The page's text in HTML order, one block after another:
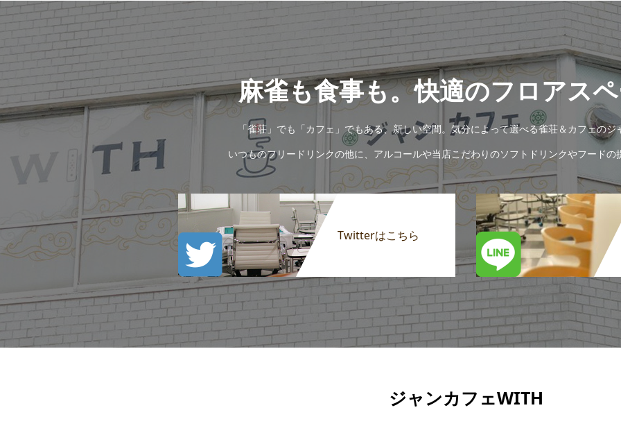
麻雀も食事も。快適のフロアス
「雀荘」でも「カフェ」でもある、新しい空間。気分によって選べる雀荘＆カフェのジ
いつものフリードリンクの他に、アルコールや当店こだわりのソフトドリンクやフードの
Twitterはこちら
ジャンカフェWITH